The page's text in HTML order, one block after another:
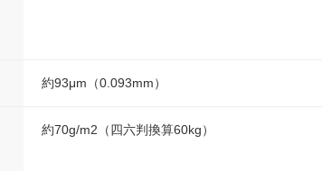
約93μm（0.093mm）
約70g/m2（四六判換算60kg）